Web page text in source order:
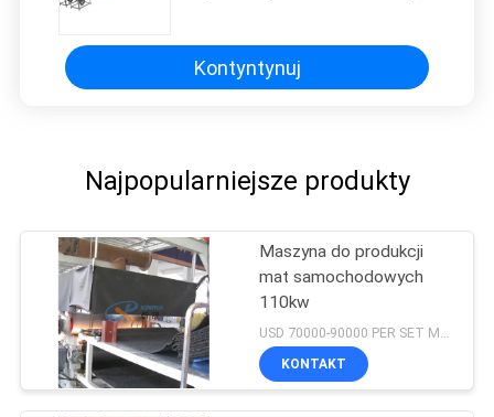
Kontyntynuj
Najpopularniejsze produkty
Maszyna do produkcji
mat samochodowych
110kw
KONTAKT